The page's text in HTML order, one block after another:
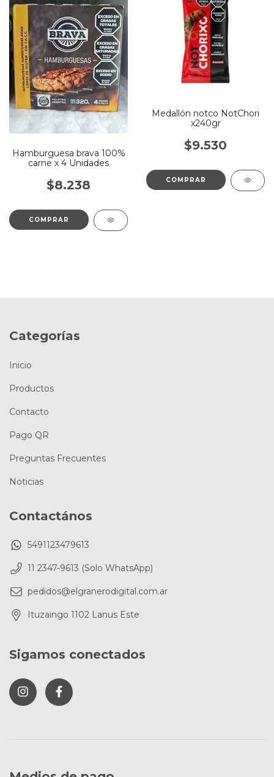
Hamburguesa brava 100%
carne x 4 Unidades
$8.238
Medallón notco NotChori
x240gr
$9.530
Categorías
Inicio
Productos
Contacto
Pago QR
Preguntas Frecuentes
Noticias
Contactános
5491123479613
11 2347-9613 (Solo WhatsApp)
pedidos@elgranerodigital.com.ar
Ituzaingo 1102 Lanus Este
Sigamos conectados